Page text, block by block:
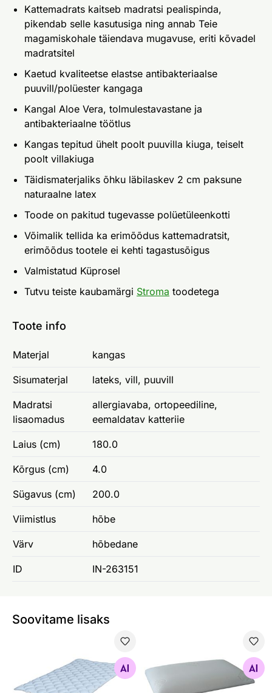
Kattemadrats kaitseb madratsi pealispinda,
pikendab selle kasutusiga ning annab Teie
magamiskohale täiendava mugavuse, eriti kõvadel
madratsitel
Kaetud kvaliteetse elastse antibakteriaalse
puuvill/polüester kangaga
Kangal Aloe Vera, tolmulestavastane ja
antibakteriaalne töötlus
Kangas tepitud ühelt poolt puuvilla kiuga, teiselt
poolt villakiuga
Täidismaterjaliks õhku läbilaskev 2 cm paksune
naturaalne latex
Toode on pakitud tugevasse polüetüleenkotti
Võimalik tellida ka erimõõdus kattemadratsit,
erimõõdus tootele ei kehti tagastusõigus
Valmistatud Küprosel
Tutvu teiste kaubamärgi Stroma toodetega
Toote info
Materjal kangas
Sisumaterjal lateks, vill, puuvill
Madratsi
lisaomadus
allergiavaba, ortopeediline,
eemaldatav katteriie
Laius (cm) 180.0
Kõrgus (cm) 4.0
Sügavus (cm) 200.0
Viimistlus hõbe
Värv hõbedane
ID IN-263151
Soovitame lisaks
Otsi sarnaseid Otsi sarnaseid